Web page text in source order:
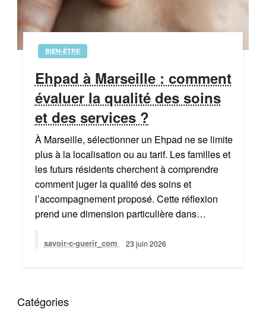
BIEN-ÊTRE
Ehpad à Marseille : comment
évaluer la qualité des soins
et des services ?
À Marseille, sélectionner un Ehpad ne se limite
plus à la localisation ou au tarif. Les familles et
les futurs résidents cherchent à comprendre
comment juger la qualité des soins et
l’accompagnement proposé. Cette réflexion
prend une dimension particulière dans…
savoir-c-guerir_com 23 juin 2026
Catégories